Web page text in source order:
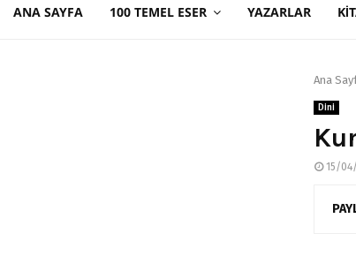
ANA SAYFA 100 TEMEL ESER YAZARLAR
Ana
Dini
15/